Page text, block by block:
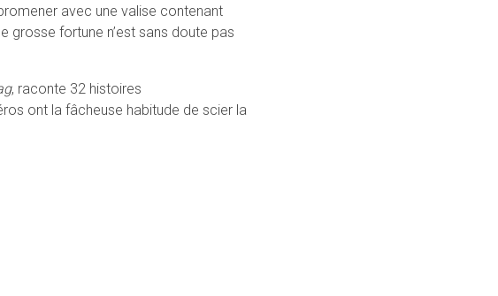
avec une valise contenant
grosse fortune n’est sans doute pas
, raconte 32 histoires
ont la fâcheuse habitude de scier la